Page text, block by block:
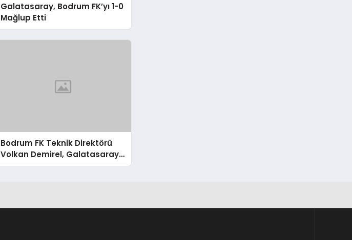
Galatasaray, Bodrum FK’yı 1-0
Mağlup Etti
Bodrum FK Teknik Direktörü
Volkan Demirel, Galatasaray
Mağlubiyetini Değerlendirdi